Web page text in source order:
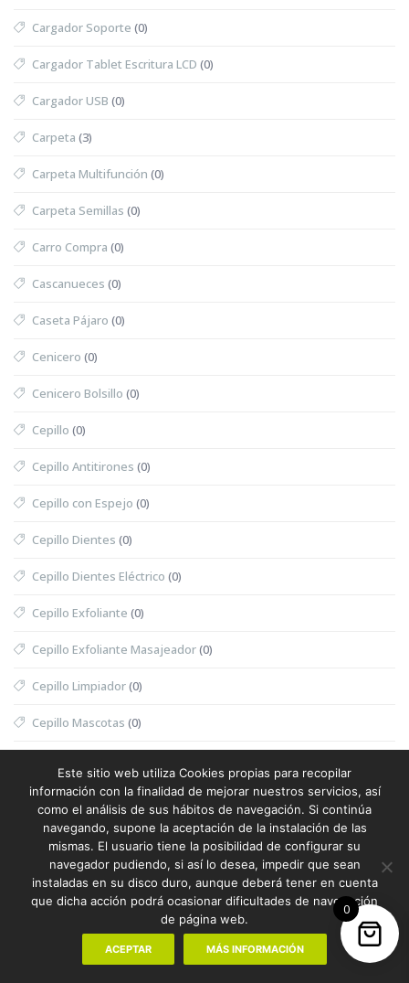
Cargador Soporte (0)
Cargador Tablet Escritura LCD (0)
Cargador USB (0)
Carpeta (3)
Carpeta Multifunción (0)
Carpeta Semillas (0)
Carro Compra (0)
Cascanueces (0)
Caseta Pájaro (0)
Cenicero (0)
Cenicero Bolsillo (0)
Cepillo (0)
Cepillo Antitirones (0)
Cepillo con Espejo (0)
Cepillo Dientes (0)
Cepillo Dientes Eléctrico (0)
Cepillo Exfoliante (0)
Cepillo Exfoliante Masajeador(0)
Cepillo Limpiador(0)
Cepillo Mascotas (0)
Cesta Halloween (0)
Cesta Nevera Picnic(0)
Cesta Picnic (0)
Cesta Térmica(0) 0
Este sitio web utiliza Cookies propias para recopilar
información con la finalidad de mejorar nuestros servicios, así
como el análisis de sus hábitos de navegación. Si continúa
navegando, supone la aceptación de la instalación de las
mismas. El usuario tiene la posibilidad de configurar su
navegador pudiendo, si así lo desea, impedir que sean
instaladas en su disco duro, aunque deberá tener en cuenta
que dicha acción podrá ocasionar dificultades de navegación
de página web.
ACEPTAR MÁS INFORMACIÓN